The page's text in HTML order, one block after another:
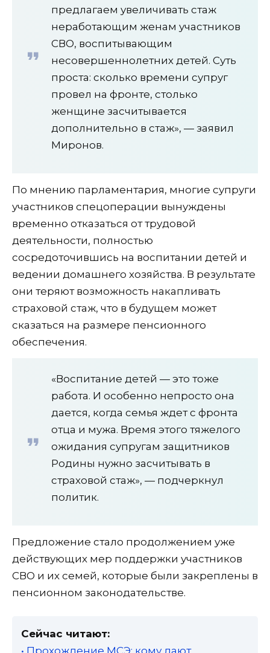
предлагаем увеличивать стаж
неработающим женам участников
СВО, воспитывающим
несовершеннолетних детей. Суть
проста: сколько времени супруг
провел на фронте, столько
женщине засчитывается
дополнительно в стаж», — заявил
Миронов.
По мнению парламентария, многие супруги
участников спецоперации вынуждены
временно отказаться от трудовой
деятельности, полностью
сосредоточившись на воспитании детей и
ведении домашнего хозяйства. В результате
они теряют возможность накапливать
страховой стаж, что в будущем может
сказаться на размере пенсионного
обеспечения.
«Воспитание детей — это тоже
работа. И особенно непросто она
дается, когда семья ждет с фронта
отца и мужа. Время этого тяжелого
ожидания супругам защитников
Родины нужно засчитывать в
страховой стаж», — подчеркнул
политик.
Предложение стало продолжением уже
действующих мер поддержки участников
СВО и их семей, которые были закреплены в
пенсионном законодательстве.
Сейчас читают:
• Прохождение МСЭ: кому дают